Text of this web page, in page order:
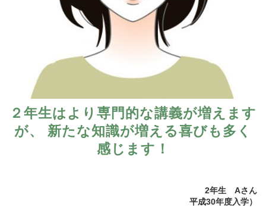
２年生はより専門的な講義が増えます
が、 新たな知識が増える喜びも多く
感じます！
2年生 Aさん
平成30年度入学）